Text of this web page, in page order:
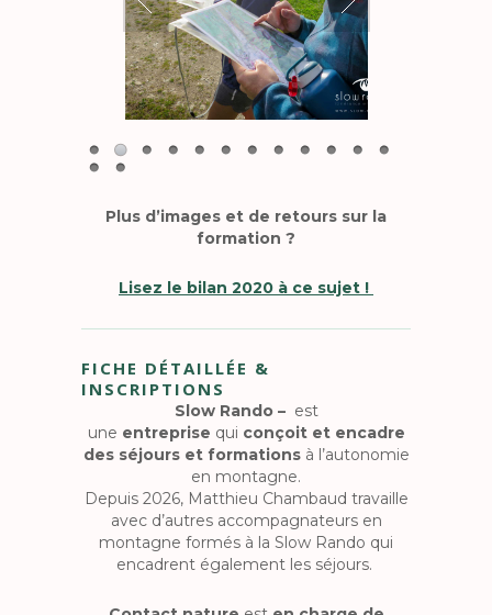
Plus d’images et de retours sur la
formation ?
Lisez le bilan 2020 à ce sujet !
FICHE DÉTAILLÉE &
INSCRIPTIONS
Slow Rando – est
une entreprise qui conçoit et encadre
des séjours et formationsà l’autonomie
en montagne.
Depuis 2026, Matthieu Chambaud travaille
avec d’autres accompagnateurs en
montagne formés à la Slow Rando qui
encadrent également les séjours.